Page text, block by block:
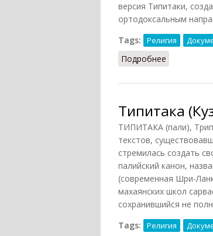
версия Типитаки,
ортодоксальным
Tags:
Религия
Подробнее
Типитака
ТИПИТАКА (пали),
текстов,
стремилась создать
палийский канон,
(современная Шри-
махаянских школ
сохранившийся не
Tags:
Религия